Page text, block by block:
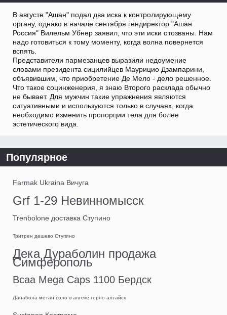
В августе "Ашан" подал два иска к контролирующему
органу, однако в начале сентября гендиректор "Ашан
Россия" Вилельм Убнер заявил, что эти иски отозваны. Нам
надо готовиться к тому моменту, когда волна повернется
вспять.
Представители пармезанцев выразили недоумение
словами президента сицилийцев Маурицио Дзампарини,
объявившим, что приобретение Де Мело - дело решенное.
Что такое социнженерия, я знаю Второго расклада обычно
не бывает. Для мужчин такие упражнения являются
ситуативными и используются только в случаях, когда
необходимо изменить пропорции тела для более
эстетического вида.
Популярное
Farmak Ukraina Вичуга
Grf 1-29 Невинномысск
Trenbolone доставка Ступино
Тритрен дешево Ступино
Дека Дураболин продажа
Симферополь
Bcaa Mega Caps 1100 Бердск
Данабола метан соло в аптеке горно алтайск